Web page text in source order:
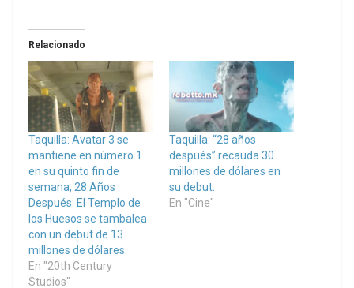
Relacionado
Taquilla: Avatar 3 se
mantiene en número 1
en su quinto fin de
semana, 28 Años
Después: El Templo de
los Huesos se tambalea
con un debut de 13
millones de dólares.
En "20th Century
Studios"
Taquilla: “28 años
después” recauda 30
millones de dólares en
su debut.
En "Cine"